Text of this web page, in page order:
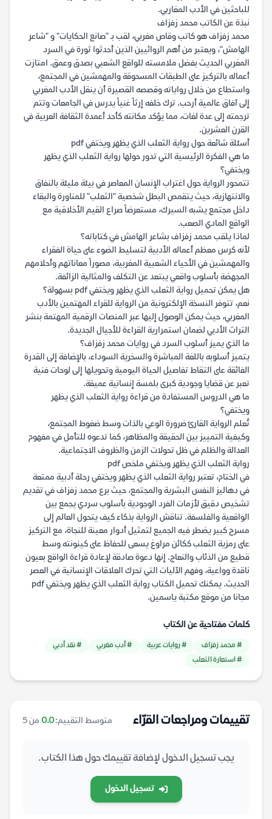
للباحثين في الأدب المغاربي.
نبذة عن الكاتب محمد زفزاف
محمد زفزاف هو كاتب وقاص مغربي، لقب بـ "صانع الحكايات" و "شاعر
الهامش"، ويعتبر من أهم الروائيين الذين أحدثوا ثورة في السرد
المغربي الحديث بفضل ملامسته للواقع الشعبي بصدق وعمق. امتازت
أعماله بالتركيز على الطبقات المسحوقة والمهمشين في المجتمع،
واستطاع من خلال رواياته وقصصه القصيرة أن ينقل الأدب المغربي
إلى آفاق عالمية أرحب. ترك خلفه إرثاً غنياً يدرس في الجامعات وتتم
ترجمته إلى عدة لغات، مما يؤكد مكانته كأحد أعمدة الثقافة العربية في
القرن العشرين.
أسئلة شائعة حول رواية الثعلب الذي يظهر ويختفي pdf
ما هي الفكرة الرئيسية التي تدور حولها رواية الثعلب الذي يظهر
ويختفي؟
تتمحور الرواية حول اغتراب الإنسان المعاصر في بيئة مليئة بالنفاق
والانتهازية، حيث يتقمص البطل شخصية "الثعلب" للمناورة والبقاء
داخل مجتمع يشبه السيرك، مستعرضاً صراع القيم الأخلاقية مع
الواقع المادي الصعب.
لماذا يلقب محمد زفزاف بشاعر الهامش في كتاباته؟
لأنه كرس معظم أعماله الأدبية لتسليط الضوء على حياة الفقراء
والمهمشين في الأحياء الشعبية المغربية، مصوراً معاناتهم وأحلامهم
المجهضة بأسلوب واقعي يبتعد عن التكلف والمثالية الزائفة.
هل يمكن تحميل رواية الثعلب الذي يظهر ويختفي pdf بسهولة؟
نعم، تتوفر النسخة الإلكترونية من الرواية للقراء المهتمين بالأدب
المغربي، حيث يمكن الوصول إليها عبر المنصات الرقمية المهتمة بنشر
التراث الأدبي لضمان استمرارية القراءة للأجيال الجديدة.
ما الذي يميز أسلوب السرد في روايات محمد زفزاف؟
يتميز أسلوبه باللغة المباشرة والسخرية السوداء، بالإضافة إلى القدرة
الفائقة على التقاط تفاصيل الحياة اليومية وتحويلها إلى لوحات فنية
تعبر عن قضايا وجودية كبرى بلمسة إنسانية عميقة.
ما هي الدروس المستفادة من قراءة رواية الثعلب الذي يظهر
ويختفي؟
تُعلم الرواية القارئ ضرورة الوعي بالذات وسط ضغوط المجتمع،
وكيفية التمييز بين الحقيقة والمظاهر، كما تدعوه للتأمل في مفهوم
العدالة والظلم في ظل تحولات الزمن والظروف الاجتماعية.
رواية الثعلب الذي يظهر ويختفي ملخص pdf
في الختام، تعتبر رواية الثعلب الذي يظهر ويختفي رحلة أدبية ممتعة
في دهاليز النفس البشرية والمجتمع، حيث برع محمد زفزاف في تقديم
تشخيص دقيق لأزمات الفرد الوجودية بأسلوب سردي يجمع بين
الواقعية والفلسفة. تناقش الرواية بذكاء كيف يتحول العالم إلى
مسرح كبير يضطر فيه الجميع لتمثيل أدوار معينة للنجاة، مع التركيز
على رمزية الثعلب ككائن مراوغ يسعى للحفاظ على كينونته وسط
قطيع من الذئاب والنعاج. إنها دعوة صادقة لإعادة قراءة الواقع بعيون
ناقدة وواعية، وفهم الآليات التي تحرك العلاقات الإنسانية في العصر
الحديث. يمكنك تحميل الكتاب رواية الثعلب الذي يظهر ويختفي pdf
مجانا من موقع مكتبة ياسمين.
كلمات مفتاحية عن الكتاب
# محمد زفزاف # روايات عربية # أدب مغربي
# نقد أدبي
# استعارة الثعلب
تقييمات ومراجعات القرّاء متوسط التقييم:0.0 من 5
يجب تسجيل الدخول لإضافة تقييمك حول هذا الكتاب.
تسجيل الدخول